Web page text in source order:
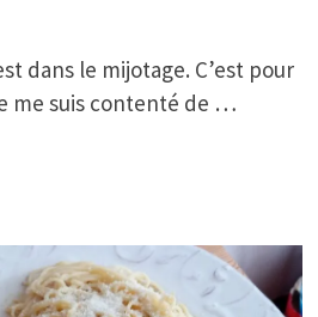
dans le mijotage. C’est pour
me suis contenté de …